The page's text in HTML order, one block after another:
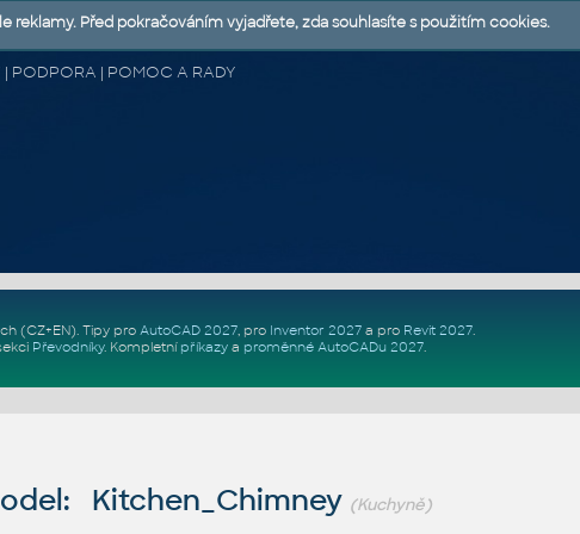
| PODPORA | POMOC A RADY
(CZ+EN). Tipy pro AutoCAD 2027, pro Inventor 2027a pro Revit 2027.
Převodníky. Kompletní příkazya proměnné AutoCADu 2027.
Kitchen_Chimney (Kuchyně)
reklamy. Před pokračováním vyjadřete, zda souhlasíte s použitím cookies.